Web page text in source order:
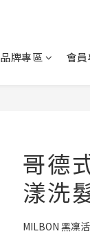
品牌專區 會
哥德
漾洗
MILBON 黑凜